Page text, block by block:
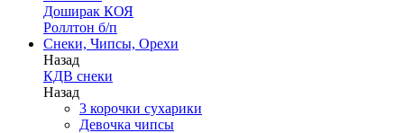
Доширак КОЯ
Роллтон б/п
Снеки, Чипсы, Орехи
Назад
КДВ снеки
Назад
3 корочки сухарики
Девочка чипсы